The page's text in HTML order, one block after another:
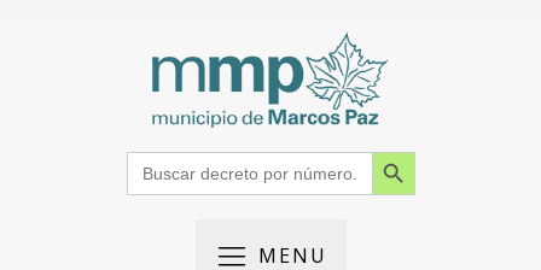
Search
for:
Search Button
MENU